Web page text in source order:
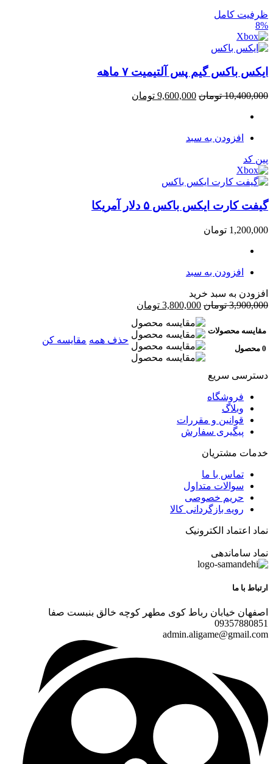
ظرفیت کامل
8%
ایکس باکس گیم پس آلتیمیت ۷ ماهه
10,400,000 تومان 9,600,000 تومان
افزودن به سبد
پین کد
گیفت کارت ایکس باکس ۵ دلار آمریکا
1,200,000 تومان
افزودن به سبد
افزودن به سبد خرید
3,900,000 تومان 3,800,000 تومان
مقایسه محصولات
0 محصول
حذف همه مقایسه کن
دسترسی سریع
فروشگاه
وبلاگ
قوانین و مقررات
پیگیری سفارش
خدمات مشتریان
تماس با ما
سوالات متداول
حریم خصوصی
رویه بازگردانی کالا
نماد اعتماد الکترونیک
نماد ساماندهی
ارتباط با ما
اصفهان خیابان رباط کوی مطهر کوچه خالق بنبست صفا
09357880851
admin.aligame@gmail.com